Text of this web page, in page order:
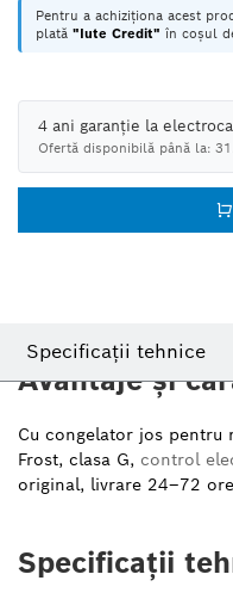
Pentru a achiziționa acest
plată "Iute Credit" în coșul
4 ani garanție la
Ofertă disponibilă până la:
Specificații tehnice
Avantaje și
Cu congelator jos pentru
Frost, clasa G, control
original, livrare 24–72
Specificații